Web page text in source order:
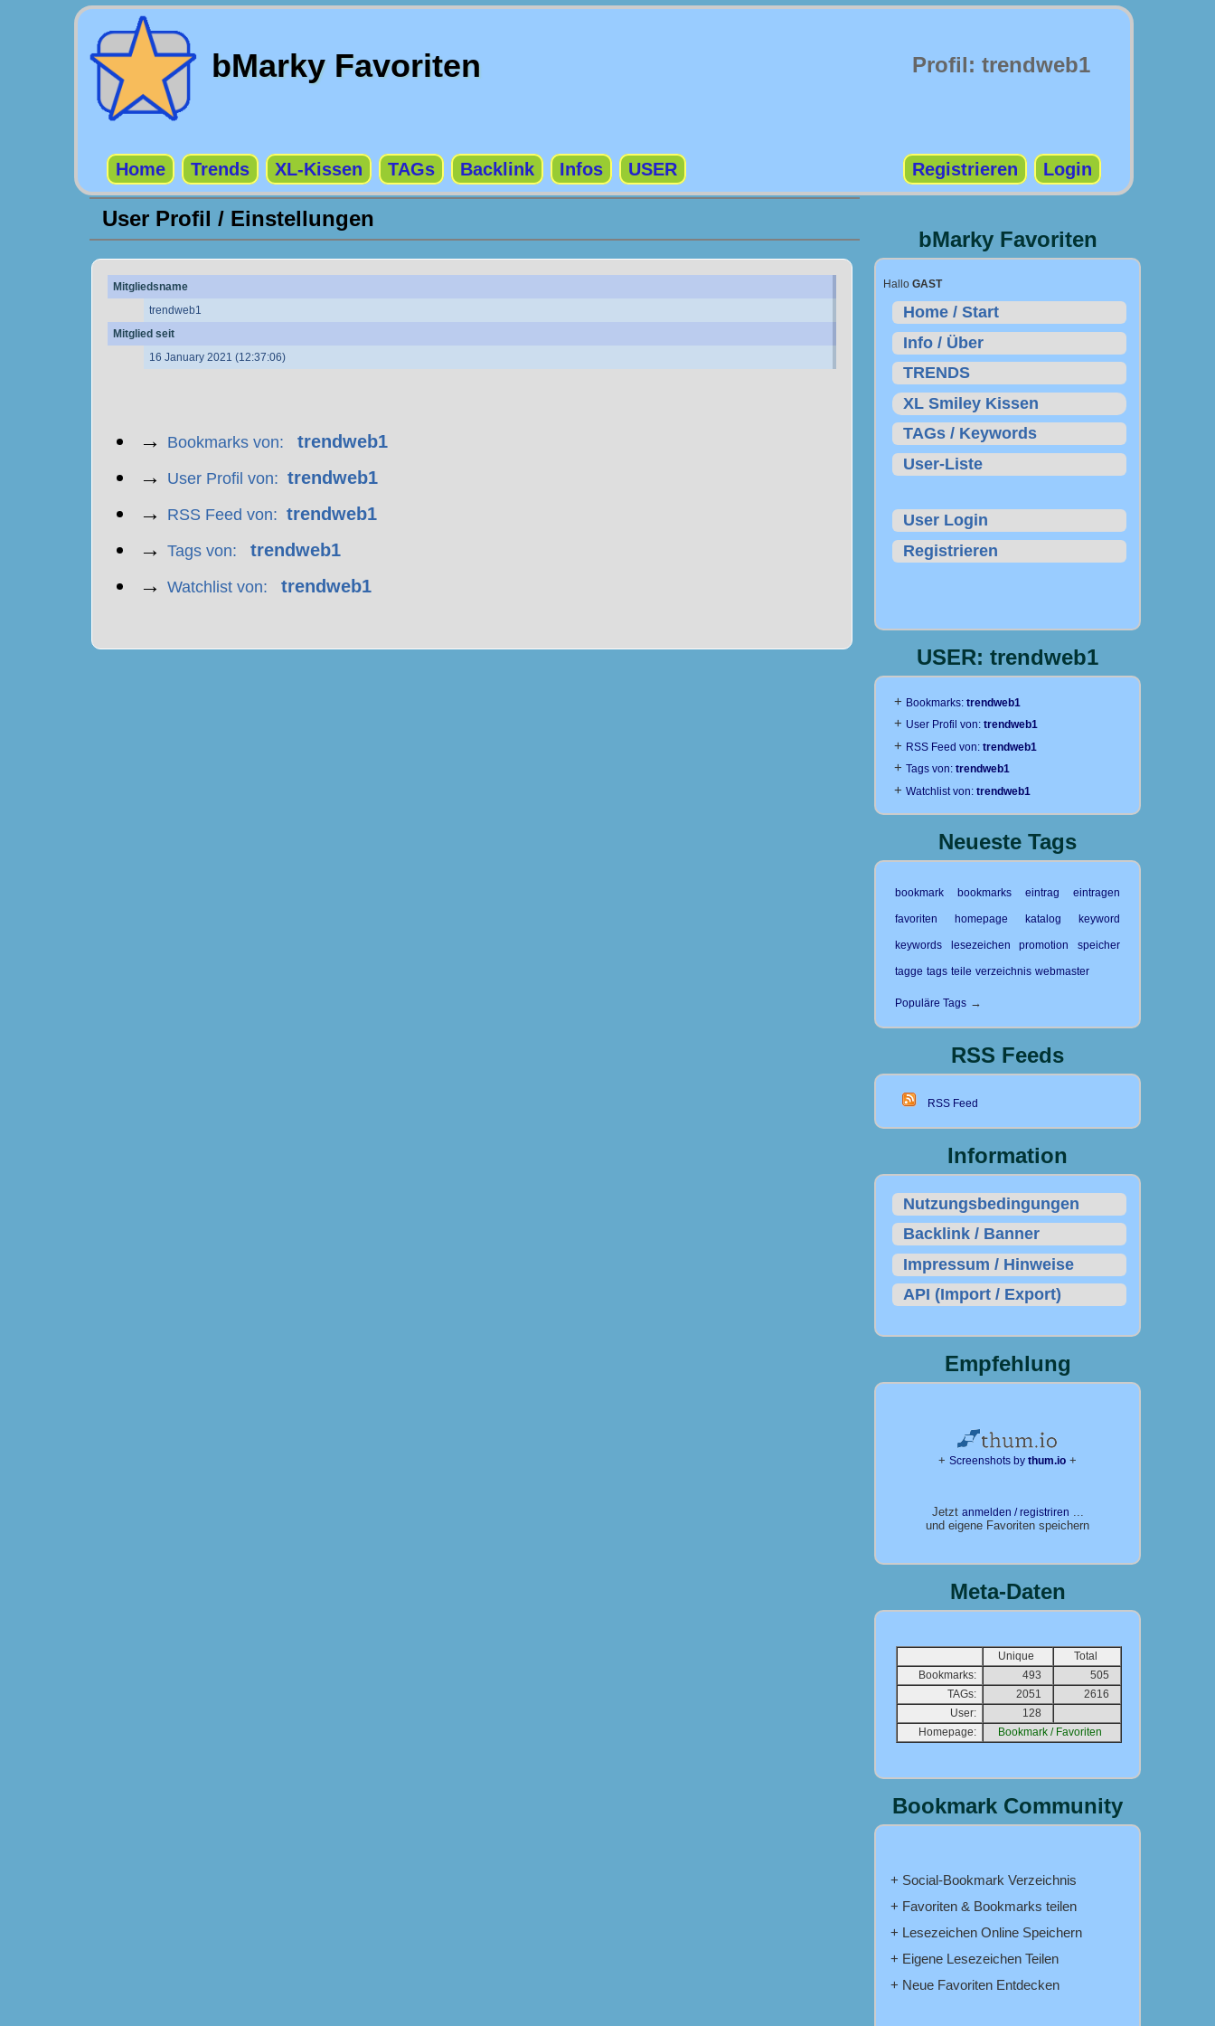
bMarky Favoriten Profil: trendweb1
Home Trends XL-Kissen TAGs Backlink Infos USER Login
Registrieren
User Profil / Einstellungen
Mitgliedsname
trendweb1
Mitglied seit
16 January 2021 (12:37:06)
→ Bookmarks von: trendweb1
→ User Profil von: trendweb1
→ RSS Feed von: trendweb1
→ Tags von: trendweb1
→ Watchlist von: trendweb1
bMarky Favoriten
Hallo GAST
Home / Start
Info / Über
TRENDS
XL Smiley Kissen
TAGs / Keywords
User-Liste
User Login
Registrieren
USER: trendweb1
+ Bookmarks: trendweb1
+ User Profil von: trendweb1
+ RSS Feed von: trendweb1
+ Tags von: trendweb1
+ Watchlist von: trendweb1
Neueste Tags
bookmark bookmarks eintrag eintragen
favoriten homepage katalog keyword
keywords lesezeichen promotion speicher
tagge tags teile verzeichnis webmaster
Populäre Tags →
RSS Feeds
RSS Feed
Information
Nutzungsbedingungen
Backlink / Banner
Impressum / Hinweise
API (Import / Export)
Empfehlung
+ Screenshots by thum.io +
Jetzt anmelden / registriren
und eigene Favoriten speichern
Meta-Daten
Unique
Total
Bookmarks:
493
505
TAGs:
2051
2616
User:
128
Homepage:
Bookmark / Favoriten
Bookmark Community
+ Social-Bookmark Verzeichnis
+ Favoriten & Bookmarks teilen
+ Lesezeichen Online Speichern
+ Eigene Lesezeichen Teilen
+ Neue Favoriten Entdecken